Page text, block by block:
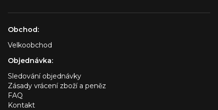
Obchod:
Velkoobchod
Objednávka:
Sledování objednávky
Zásady vrácení zboží a peněz
FAQ
Kontakt